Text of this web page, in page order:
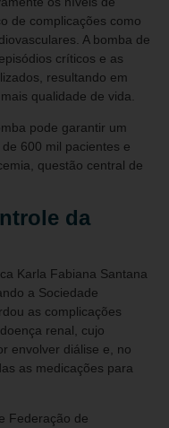
de complicações como
A bomba de
críticos e as
resultando em
qualidade de vida.
pode garantir um
600 mil pacientes e
questão central de
da
Karla Fabiana Santana
a Sociedade
as complicações
renal, cujo
envolver diálise e, no
as medicações para
Federação de